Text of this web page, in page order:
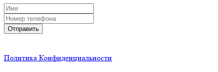
Отправить
Политика Конфиденциальности